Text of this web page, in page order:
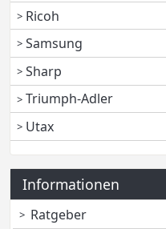
Ricoh
Samsung
Sharp
Triumph-Adler
Utax
Informationen
Ratgeber